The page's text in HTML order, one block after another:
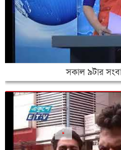
সকাল ৯টার